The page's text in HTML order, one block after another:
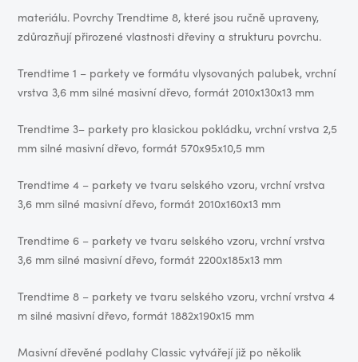
materiálu. Povrchy Trendtime 8, které jsou ručně upraveny,
zdůrazňují přirozené vlastnosti dřeviny a strukturu povrchu.
Trendtime 1 – parkety ve formátu vlysovaných palubek, vrchní
vrstva 3,6 mm silné masivní dřevo, formát 2010x130x13 mm
Trendtime 3– parkety pro klasickou pokládku, vrchní vrstva 2,5
mm silné masivní dřevo, formát 570x95x10,5 mm
Trendtime 4 – parkety ve tvaru selského vzoru, vrchní vrstva
3,6 mm silné masivní dřevo, formát 2010x160x13 mm
Trendtime 6 – parkety ve tvaru selského vzoru, vrchní vrstva
3,6 mm silné masivní dřevo, formát 2200x185x13 mm
Trendtime 8 – parkety ve tvaru selského vzoru, vrchní vrstva 4
m silné masivní dřevo, formát 1882x190x15 mm
Masivní dřevěné podlahy Classic vytvářejí již po několik